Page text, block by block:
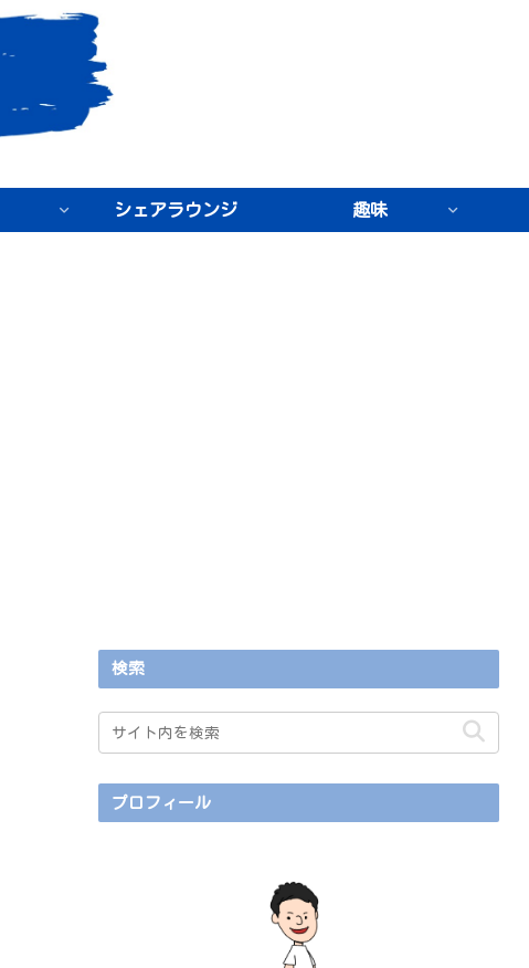
シェアラウンジ 趣味
検索
プロフィール